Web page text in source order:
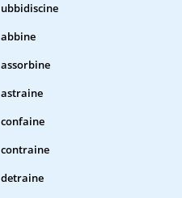
ubbidiscine
abbine
assorbine
astraine
confaine
contraine
detraine